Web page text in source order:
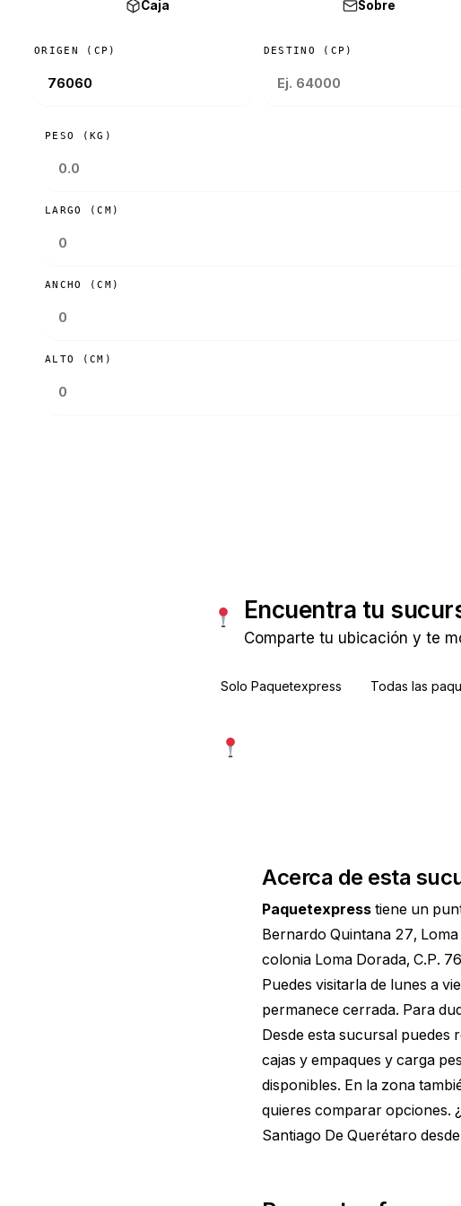
Caja Sobre
ORIGEN (CP) DESTINO (CP)
PESO (KG)
LARGO (CM)
ANCHO (CM)
ALTO (CM)
Encuentra tu
Comparte tu ubicación y te
Solo Paquetexpress Todas las
Acerca de esta
Paquetexpress tiene un
Bernardo Quintana 27,
colonia Loma Dorada, C.P.
Puedes visitarla de lunes a
permanece cerrada. Para
Desde esta sucursal
cajas y empaques y carga
disponibles. En la zona
quieres comparar opciones.
Santiago De Querétaro